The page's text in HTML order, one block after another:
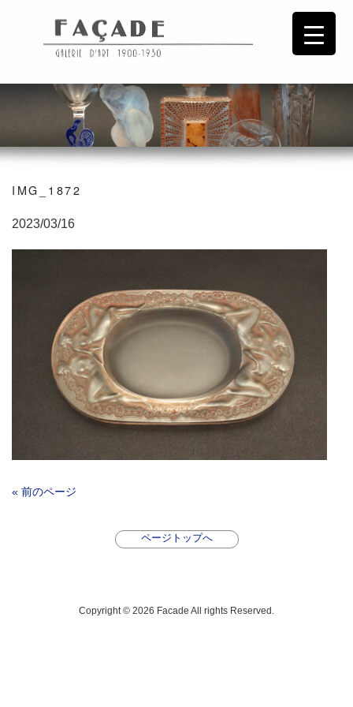
IMG_1872
2023/03/16
« 前のページ
ページトップへ
Copyright © 2026 Facade All rights Reserved.